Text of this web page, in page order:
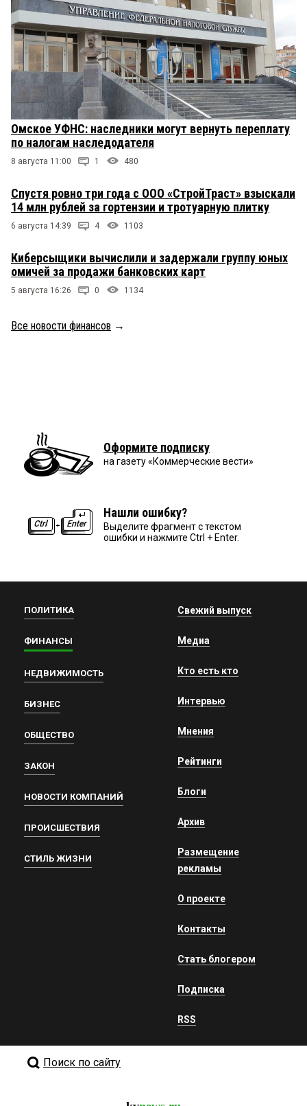
Омское УФНС: наследники могут вернуть переплату
по налогам наследодателя
8 августа 11:00 1 480
Спустя ровно три года с ООО «СтройТраст» взыскали
14 млн рублей за гортензии и тротуарную плитку
6 августа 14:39 4 1103
Киберсыщики вычислили и задержали группу юных
омичей за продажи банковских карт
5 августа 16:26 0 1134
Все новости финансов →
Оформите подписку
на газету «Коммерческие вести»
Нашли ошибку?
Выделите фрагмент с текстом
ошибки и нажмите Ctrl + Enter.
ПОЛИТИКА
ФИНАНСЫ
НЕДВИЖИМОСТЬ
БИЗНЕС
ОБЩЕСТВО
ЗАКОН
НОВОСТИ КОМПАНИЙ
ПРОИСШЕСТВИЯ
СТИЛЬ ЖИЗНИ
Свежий выпуск
Медиа
Кто есть кто
Интервью
Мнения
Рейтинги
Блоги
Архив
Размещение
рекламы
О проекте
Контакты
Стать блогером
Подписка
RSS
Поиск по сайту